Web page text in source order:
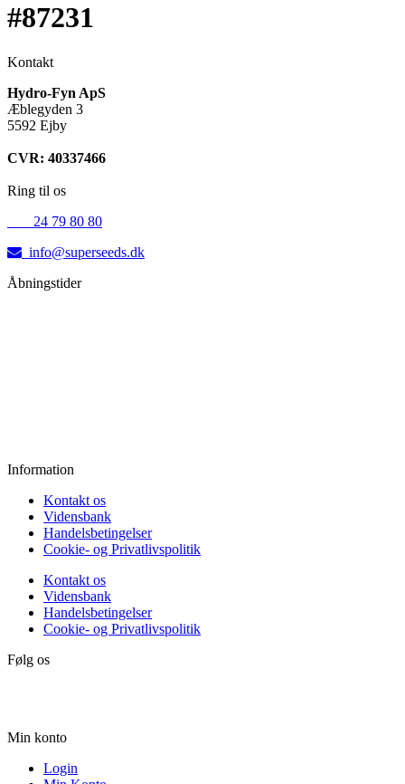
#87231
Kontakt
Hydro-Fyn ApS
Æblegyden 3
5592 Ejby
CVR: 40337466
Ring til os
24 79 80 80
info@superseeds.dk
Åbningstider
Information
Kontakt os
Vidensbank
Handelsbetingelser
Cookie- og Privatlivspolitik
Kontakt os
Vidensbank
Handelsbetingelser
Cookie- og Privatlivspolitik
Følg os
Min konto
Login